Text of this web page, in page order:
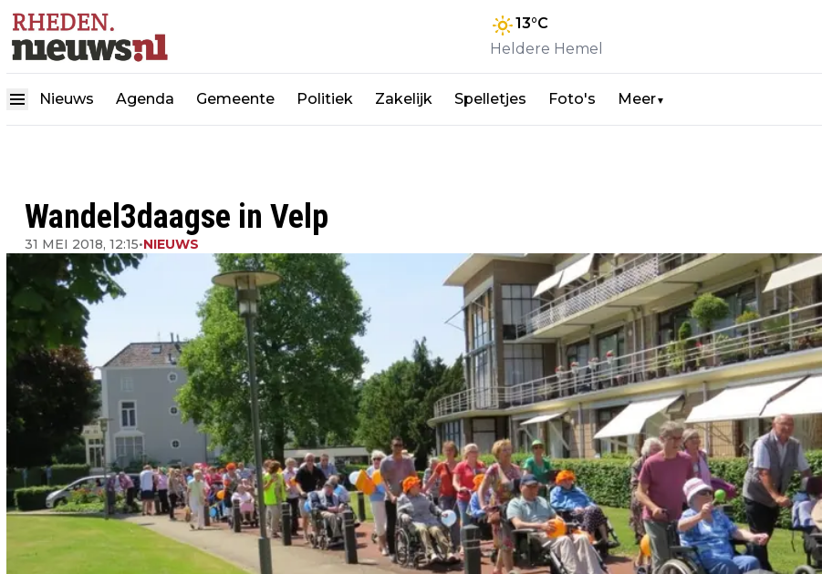
13°C
Heldere Hemel
Nieuws Agenda Gemeente Politiek Zakelijk Spelletjes Foto's Meer▼
Wandel3daagse in Velp
31 MEI 2018, 12:15•NIEUWS